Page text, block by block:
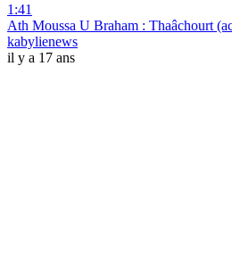
1:41
Ath Moussa U Braham : Thaâchourt
kabylienews
il y a 17 ans